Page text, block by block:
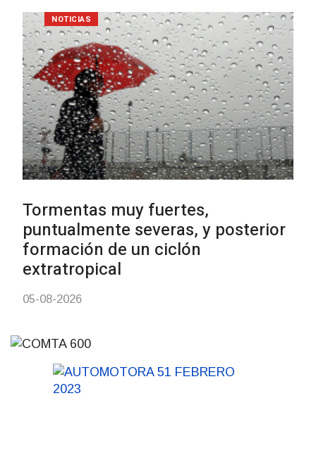
03-08-2026
Clases de Muai Thai en
Charrúa
03-08-2026
NOTICIAS